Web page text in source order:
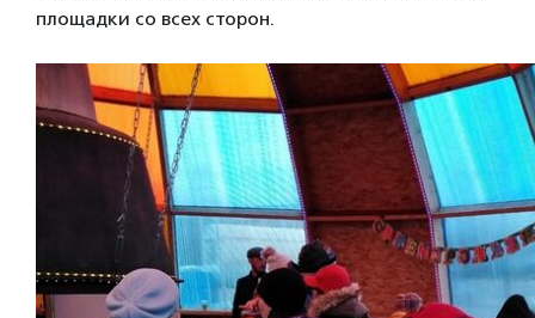
площадки со всех сторон.